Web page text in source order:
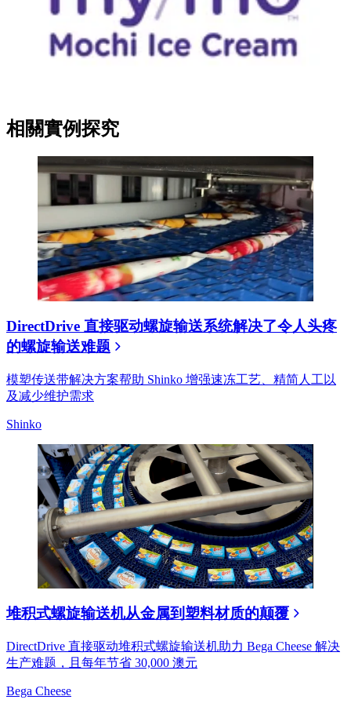
相關實例探究
DirectDrive 直接驱动螺旋输送系统解决了令人头疼
的螺旋输送难题
模塑传送带解决方案帮助 Shinko 增强速冻工艺、精简人工以
及减少维护需求
Shinko
堆积式螺旋输送机从金属到塑料材质的颠覆
DirectDrive 直接驱动堆积式螺旋输送机助力 Bega Cheese 解决
生产难题，且每年节省 30,000 澳元
Bega Cheese